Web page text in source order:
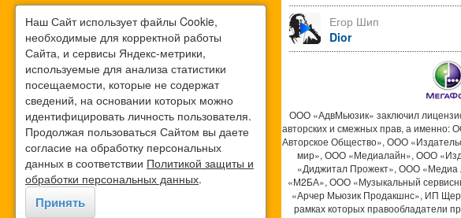
Егор Шип
Dior
ООО «АдвМьюзик» заключил
авторских и смежных прав, а именно:
Авторское Общество», ООО
мир», ООО «Медиалайн», ООО
«Диджитал Прожект», ООО
«М2БА», ООО «Музыкальный
«Арчер Мьюзик Продакшнс», ИП
рамках которых правообладатели
Наш Сайт использует файлы Cookie,
необходимые для корректной работы
Сайта, и сервисы Яндекс-метрики,
используемые для анализа статистики
посещаемости, которые не содержат
сведений, на основании которых можно
идентифицировать личность пользователя.
Продолжая пользоваться Сайтом вы даете
согласие на обработку персональных
данных в соответствии Политикой защиты и
обработки персональных данных.
Принять